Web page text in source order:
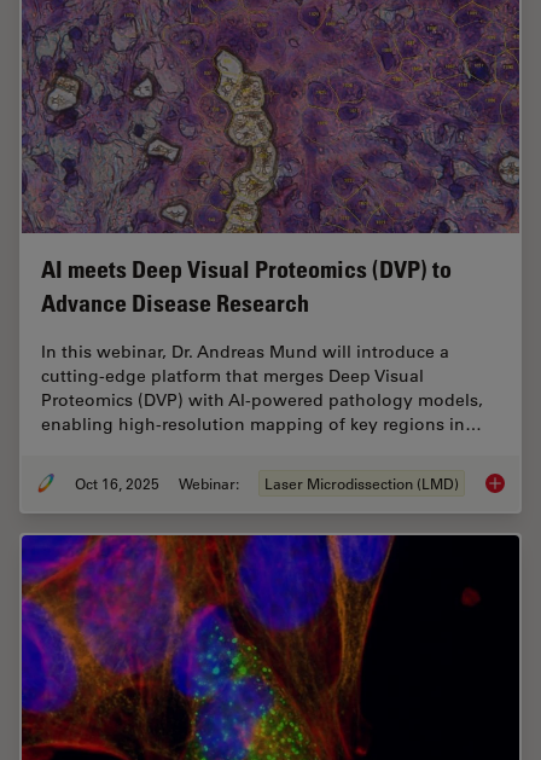
AI meets Deep Visual Proteomics (DVP) to
Advance Disease Research
In this webinar, Dr. Andreas Mund will introduce a
cutting-edge platform that merges Deep Visual
Proteomics (DVP) with AI-powered pathology models,
enabling high-resolution mapping of key regions in…
Oct 16, 2025 Webinar: Laser Microdissection (LMD) AI